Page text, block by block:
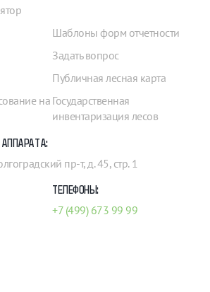
на
Шаблоны форм отчетности
Задать вопрос
Публичная лесная карта
Государственная
инвентаризация лесов
пр-т, д. 45, стр. 1
ТЕЛЕФОНЫ:
+7 (499) 673 99 99